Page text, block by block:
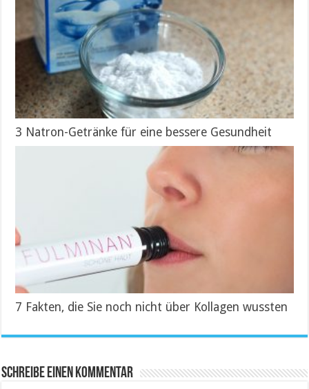
3 Natron-Getränke für eine bessere Gesundheit
7 Fakten, die Sie noch nicht über Kollagen wussten
Schreibe einen Kommentar